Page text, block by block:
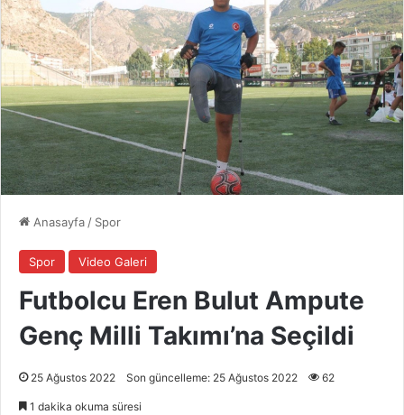
Anasayfa/ Spor
Spor Video Galeri
Futbolcu Eren Bulut Ampute
Genç Milli Takımı’na Seçildi
25 Ağustos 2022 Son güncelleme: 25 Ağustos 2022 62
1 dakika okuma süresi